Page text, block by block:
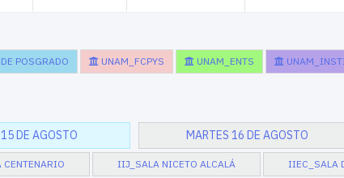
POSGRADO UNAM_FCPYS UNAM_ENTS
DE AGOSTO MARTES 16 DE AGOSTO
IIJ_SALA NICETO ALCALÁ IIEC_SALA